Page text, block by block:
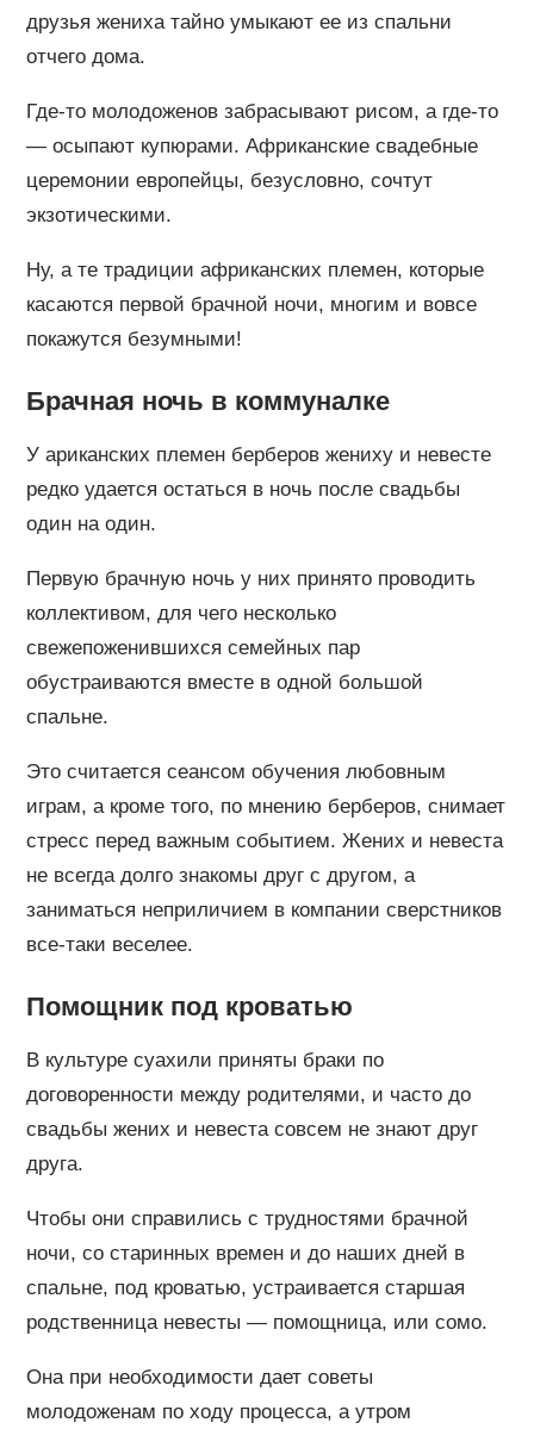
друзья жениха тайно умыкают ее из спальни
отчего дома.
Где-то молодоженов забрасывают рисом, а где-то
— осыпают купюрами. Африканские свадебные
церемонии европейцы, безусловно, сочтут
экзотическими.
Ну, а те традиции африканских племен, которые
касаются первой брачной ночи, многим и вовсе
покажутся безумными!
Брачная ночь в коммуналке
У ариканских племен берберов жениху и невесте
редко удается остаться в ночь после свадьбы
один на один.
Первую брачную ночь у них принято проводить
коллективом, для чего несколько
свежепоженившихся семейных пар
обустраиваются вместе в одной большой
спальне.
Это считается сеансом обучения любовным
играм, а кроме того, по мнению берберов, снимает
стресс перед важным событием. Жених и невеста
не всегда долго знакомы друг с другом, а
заниматься неприличием в компании сверстников
все-таки веселее.
Помощник под кроватью
В культуре суахили приняты браки по
договоренности между родителями, и часто до
свадьбы жених и невеста совсем не знают друг
друга.
Чтобы они справились с трудностями брачной
ночи, со старинных времен и до наших дней в
спальне, под кроватью, устраивается старшая
родственница невесты — помощница, или сомо.
Она при необходимости дает советы
молодоженам по ходу процесса, а утром